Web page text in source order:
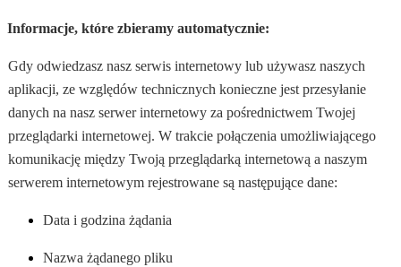
Informacje, które zbieramy automatycznie:
Gdy odwiedzasz nasz serwis internetowy lub używasz naszych
aplikacji, ze względów technicznych konieczne jest przesyłanie
danych na nasz serwer internetowy za pośrednictwem Twojej
przeglądarki internetowej. W trakcie połączenia umożliwiającego
komunikację między Twoją przeglądarką internetową a naszym
serwerem internetowym rejestrowane są następujące dane:
Data i godzina żądania
Nazwa żądanego pliku